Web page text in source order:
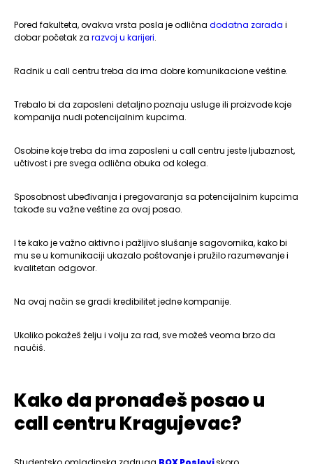
Pored fakulteta, ovakva vrsta posla je odlična dodatna zarada i
dobar početak za razvoj u karijeri.
Radnik u call centru treba da ima dobre komunikacione veštine.
Trebalo bi da zaposleni detaljno poznaju usluge ili proizvode koje
kompanija nudi potencijalnim kupcima.
Osobine koje treba da ima zaposleni u call centru jeste ljubaznost,
učtivost i pre svega odlična obuka od kolega.
Sposobnost ubeđivanja i pregovaranja sa potencijalnim kupcima
takođe su važne veštine za ovaj posao.
I te kako je važno aktivno i pažljivo slušanje sagovornika, kako bi
mu se u komunikaciji ukazalo poštovanje i pružilo razumevanje i
kvalitetan odgovor.
Na ovaj način se gradi kredibilitet jedne kompanije.
Ukoliko pokažeš želju i volju za rad, sve možeš veoma brzo da
naučiš.
Kako da pronađeš posao u
call centru Kragujevac?